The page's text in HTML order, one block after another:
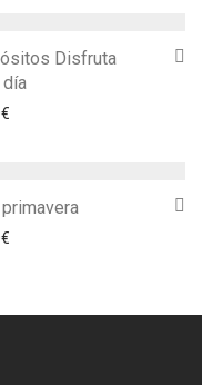
hasta 18,00€
Disfruta
día
€
hasta 18,00€
€